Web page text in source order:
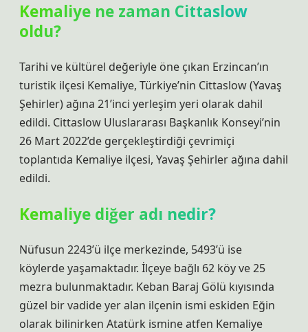
Kemaliye ne zaman Cittaslow
oldu?
Tarihi ve kültürel değeriyle öne çıkan Erzincan’ın
turistik ilçesi Kemaliye, Türkiye’nin Cittaslow (Yavaş
Şehirler) ağına 21’inci yerleşim yeri olarak dahil
edildi. Cittaslow Uluslararası Başkanlık Konseyi’nin
26 Mart 2022’de gerçekleştirdiği çevrimiçi
toplantıda Kemaliye ilçesi, Yavaş Şehirler ağına dahil
edildi.
Kemaliye diğer adı nedir?
Nüfusun 2243’ü ilçe merkezinde, 5493’ü ise
köylerde yaşamaktadır. İlçeye bağlı 62 köy ve 25
mezra bulunmaktadır. Keban Baraj Gölü kıyısında
güzel bir vadide yer alan ilçenin ismi eskiden Eğin
olarak bilinirken Atatürk ismine atfen Kemaliye